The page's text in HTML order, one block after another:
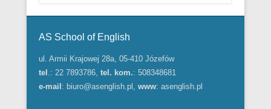
AS School of English
ul. Armii Krajowej 28a, 05-410 Józefów
tel .: 22 7893786, tel. kom.: 508348681
e-mail : biuro@asenglish.pl , www: asenglish.pl